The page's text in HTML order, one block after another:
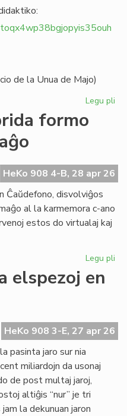
de la Unua de Majo)
Legu pli
formo
HeKo 908 4-B, 28 apr 26
Ĉaŭdefono, disvolviĝos
al la karmemora c-ano
estos do virtualaj kaj
Legu pli
pro
elspezoj en
HeKo 908 3-E, 27 apr 26
pasinta jaro sur nia
miliardojn da usonaj
de post multaj jaroj,
altiĝis “nur” je tri
la dekunuan jaron